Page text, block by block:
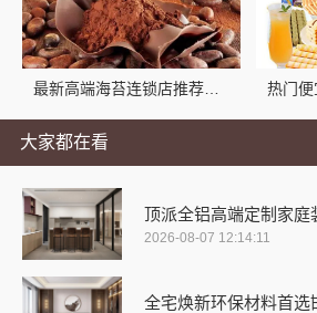
大家都在看
顶派全铝高端定制家庭
2026-08-07 12:14:11
全宅焕新环保材料首选